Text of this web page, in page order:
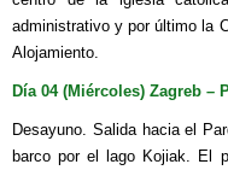
administrativo y por último la
Alojamiento.
Día 04 (Miércoles) Zagreb –
Desayuno. Salida hacia el
barco por el lago Kojiak. El